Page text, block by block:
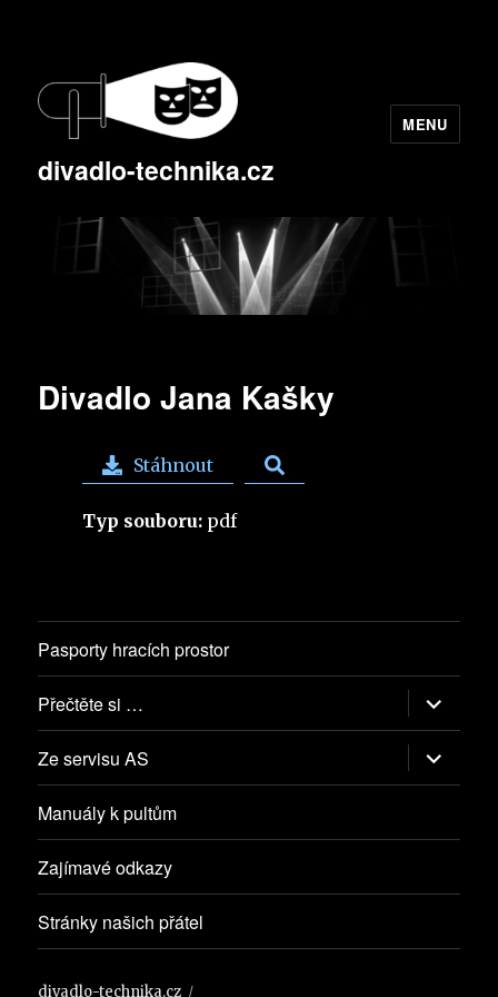
divadlo-technika.cz
MENU
Divadlo Jana Kašky
Stáhnout
Typ souboru: pdf
Pasporty hracích prostor
Přečtěte si … Zobrazit
položky
Ze servisu AS
Zobrazit
položky
Manuály k pultům
Zajímavé odkazy
Stránky našich přátel
divadlo-technika.cz